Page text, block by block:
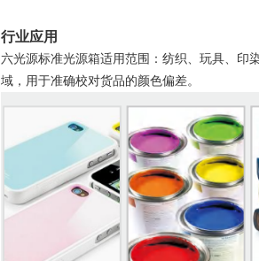
行业应用
六光源标准光源箱适用范围：纺织、玩具、印
域，用于准确校对货品的颜色偏差。